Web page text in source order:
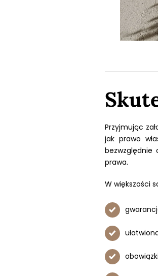
Przyjmując
jak prawo
prawa.
W większości